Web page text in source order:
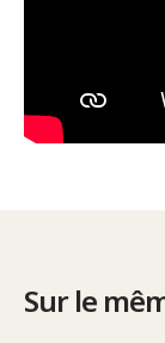
Sur le